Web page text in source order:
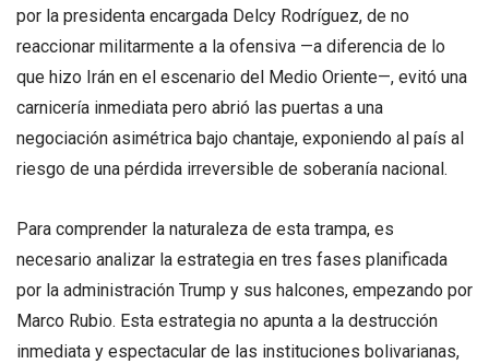
por la presidenta encargada Delcy Rodríguez, de no
reaccionar militarmente a la ofensiva —a diferencia de lo
que hizo Irán en el escenario del Medio Oriente—, evitó una
carnicería inmediata pero abrió las puertas a una
negociación asimétrica bajo chantaje, exponiendo al país al
riesgo de una pérdida irreversible de soberanía nacional.
Para comprender la naturaleza de esta trampa, es
necesario analizar la estrategia en tres fases planificada
por la administración Trump y sus halcones, empezando por
Marco Rubio. Esta estrategia no apunta a la destrucción
inmediata y espectacular de las instituciones bolivarianas,